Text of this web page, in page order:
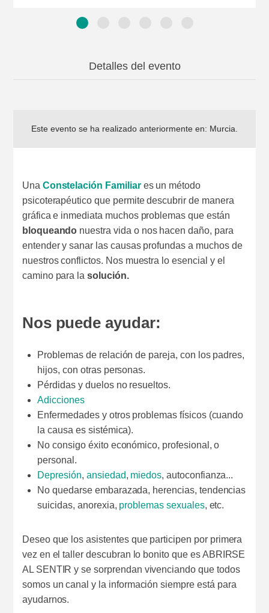
Detalles del evento
Este evento se ha realizado anteriormente en: Murcia
Una Constelación Familiares un método
psicoterapéutico que permite descubrir de manera
gráfica e inmediata muchos problemas que están
bloqueando nuestra vida o nos hacen daño, para
entender y sanar las causas profundas a muchos de
nuestros conflictos. Nos muestra lo esencial y el
camino para lasolución.
Nos puede ayudar:
Problemas de relación de pareja, con los padres,
hijos, con otras personas.
Pérdidas y duelos no resueltos.
Adicciones
Enfermedades y otros problemas físicos (cuando
la causa es sistémica).
No consigo éxito económico, profesional, o
personal.
Depresión, ansiedad, miedos, autoconfianza...
No quedarse embarazada, herencias, tendencias
suicidas, anorexia, problemas sexuales, etc.
Deseo que los asistentes que participen por primera
vez en el taller descubran lo bonito que es ABRIRSE
AL SENTIR y se sorprendan vivenciando que todos
somos un canal y la información siempre está para
ayudarnos.